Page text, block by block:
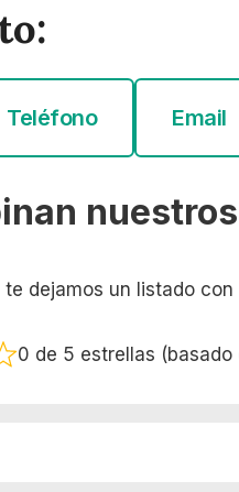
Teléfono Email
dejamos un listado
0 de 5 estrellas (basado